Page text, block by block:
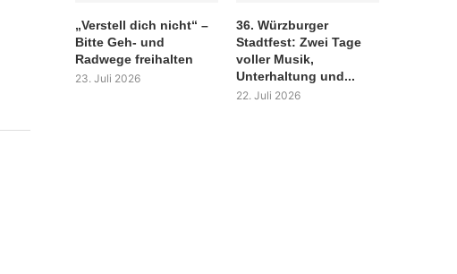
„Verstell dich nicht“ –
Bitte Geh- und
Radwege freihalten
23. Juli 2026
36. Würzburger
Stadtfest: Zwei Tage
voller Musik,
Unterhaltung und...
22. Juli 2026